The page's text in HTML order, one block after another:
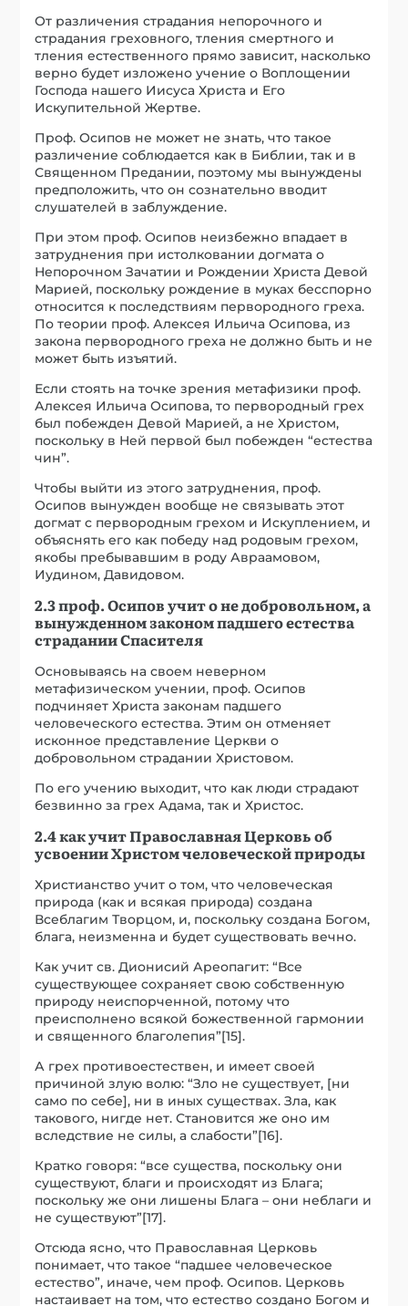
От различения страдания непорочного и
страдания греховного, тления смертного и
тления естественного прямо зависит, насколько
верно будет изложено учение о Воплощении
Господа нашего Иисуса Христа и Его
Искупительной Жертве.
Проф. Осипов не может не знать, что такое
различение соблюдается как в Библии, так и в
Священном Предании, поэтому мы вынуждены
предположить, что он сознательно вводит
слушателей в заблуждение.
При этом проф. Осипов неизбежно впадает в
затруднения при истолковании догмата о
Непорочном Зачатии и Рождении Христа Девой
Марией, поскольку рождение в муках бесспорно
относится к последствиям первородного греха.
По теории проф. Алексея Ильича Осипова, из
закона первородного греха не должно быть и не
может быть изъятий.
Если стоять на точке зрения метафизики проф.
Алексея Ильича Осипова, то первородный грех
был побежден Девой Марией, а не Христом,
поскольку в Ней первой был побежден “естества
чин”.
Чтобы выйти из этого затруднения, проф.
Осипов вынужден вообще не связывать этот
догмат с первородным грехом и Искуплением, и
объяснять его как победу над родовым грехом,
якобы пребывавшим в роду Авраамовом,
Иудином, Давидовом.
2.3 проф. Осипов учит о не добровольном, а
вынужденном законом падшего естества
страдании Спасителя
Основываясь на своем неверном
метафизическом учении, проф. Осипов
подчиняет Христа законам падшего
человеческого естества. Этим он отменяет
исконное представление Церкви о
добровольном страдании Христовом.
По его учению выходит, что как люди страдают
безвинно за грех Адама, так и Христос.
2.4 как учит Православная Церковь об
усвоении Христом человеческой природы
Христианство учит о том, что человеческая
природа (как и всякая природа) создана
Всеблагим Творцом, и, поскольку создана Богом,
блага, неизменна и будет существовать вечно.
Как учит св. Дионисий Ареопагит: “Все
существующее сохраняет свою собственную
природу неиспорченной, потому что
преисполнено всякой божественной гармонии
и священного благолепия”[15].
А грех противоестествен, и имеет своей
причиной злую волю: “Зло не существует, [ни
само по себе], ни в иных существах. Зла, как
такового, нигде нет. Становится же оно им
вследствие не силы, а слабости”[16].
Кратко говоря: “все существа, поскольку они
существуют, благи и происходят из Блага;
поскольку же они лишены Блага – они неблаги и
не существуют”[17].
Отсюда ясно, что Православная Церковь
понимает, что такое “падшее человеческое
естество”, иначе, чем проф. Осипов. Церковь
настаивает на том, что естество создано Богом и